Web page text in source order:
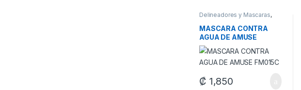
Delineadores y Mascaras,
MASCARA CONTRA
AGUA DE AMUSE
FM015C
₡ 1,850